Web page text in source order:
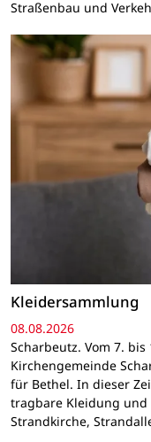
Straßenbau und
Kleidersammlung
08.08.2026
Scharbeutz. Vom 7.
Kirchengemeinde
für Bethel. In dieser
tragbare Kleidung und
Strandkirche,